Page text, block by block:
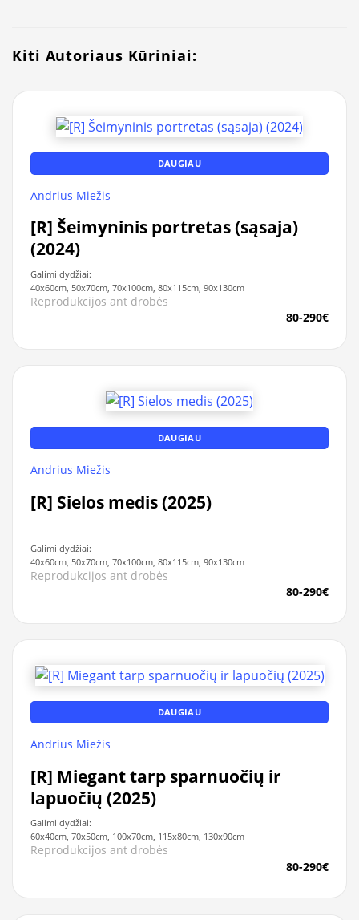
Kiti Autoriaus Kūriniai:
DAUGIAU
Andrius Miežis
[R] Šeimyninis portretas (sąsaja)
(2024)
Galimi dydžiai:
40x60cm, 50x70cm, 70x100cm, 80x115cm, 90x130cm
Reprodukcijos ant drobės
80-290€
DAUGIAU
Andrius Miežis
[R] Sielos medis (2025)
Galimi dydžiai:
40x60cm, 50x70cm, 70x100cm, 80x115cm, 90x130cm
Reprodukcijos ant drobės
80-290€
DAUGIAU
Andrius Miežis
[R] Miegant tarp sparnuočių ir
lapuočių (2025)
Galimi dydžiai:
60x40cm, 70x50cm, 100x70cm, 115x80cm, 130x90cm
Reprodukcijos ant drobės
80-290€